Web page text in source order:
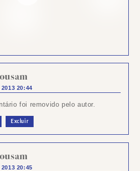
20:44
foi removido pelo autor.
Excluir
20:45